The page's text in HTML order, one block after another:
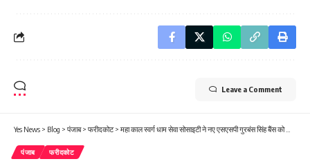
Leave a Comment
Yes News > Blog > पंजाब> फरीदकोट> महा काल स्वर्ग धाम सेवा सोसाइटी ने नए एसएसपी गुरबंस सिंह बैंस को किया सम्मानित, -प्रशासन और सोसाइटी मिलकर करेंगे समाज सेवा के कार्य: एसएसपी बैंस
पंजाब फरीदकोट